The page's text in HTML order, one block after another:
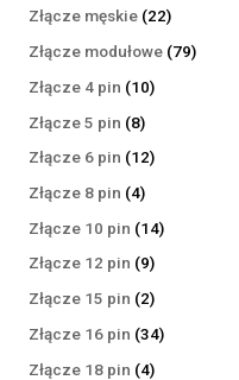
Złącze męskie 2222
produkty
Złącze modułowe 7979
Złącze 4 pin 1010
Złącze 5 pin 88
produktów
Złącze 6 pin 1212
Złącze 8 pin 44
produkty
Złącze 10 pin 1414
Złącze 12 pin 99
produktów
Złącze 15 pin 22
produkty
Złącze 16 pin 3434
Złącze 18 pin 44